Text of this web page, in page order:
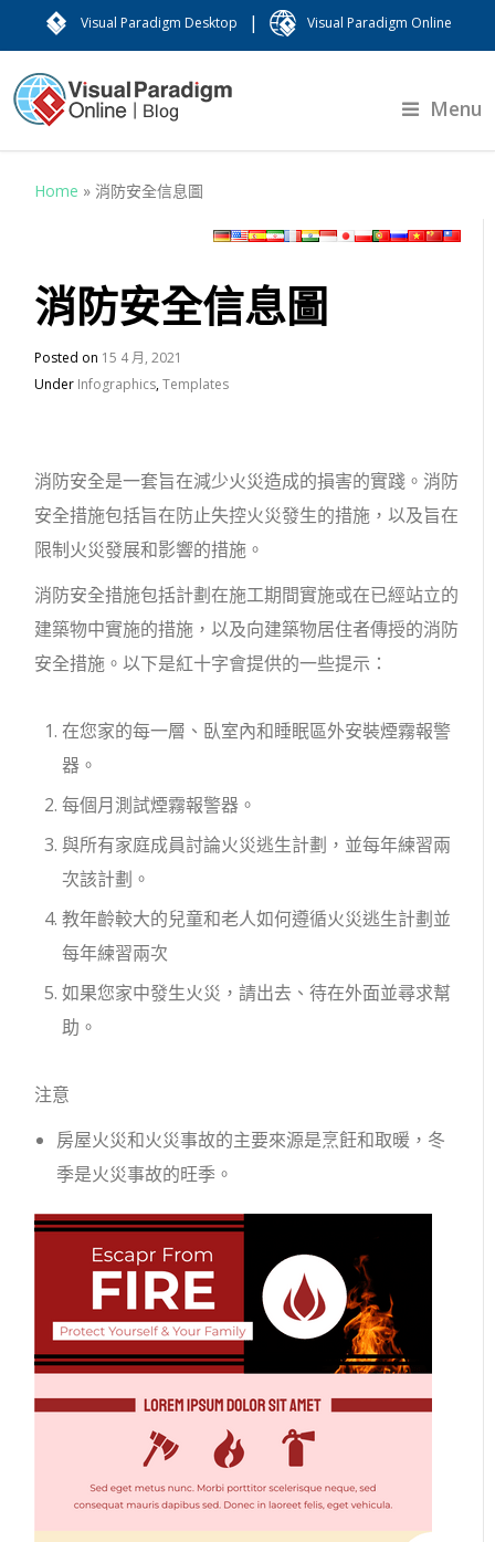
Visual Paradigm Desktop | Visual Paradigm Online
Menu
Home »消防安全信息圖
消防安全信息圖
Posted on 15 4 月, 2021
Under Infographics,Templates
消防安全是一套旨在減少火災造成的損害的實踐。消防
安全措施包括旨在防止失控火災發生的措施，以及旨在
限制火災發展和影響的措施。
消防安全措施包括計劃在施工期間實施或在已經站立的
建築物中實施的措施，以及向建築物居住者傳授的消防
安全措施。以下是紅十字會提供的一些提示：
在您家的每一層、臥室內和睡眠區外安裝煙霧報警
器。
每個月測試煙霧報警器。
與所有家庭成員討論火災逃生計劃，並每年練習兩
次該計劃。
教年齡較大的兒童和老人如何遵循火災逃生計劃並
每年練習兩次
如果您家中發生火災，請出去、待在外面並尋求幫
助。
注意
房屋火災和火災事故的主要來源是烹飪和取暖，冬
季是火災事故的旺季。